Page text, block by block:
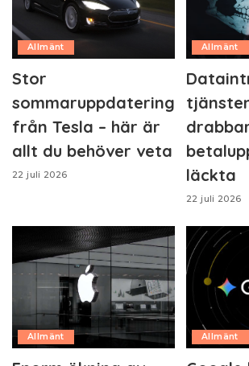
Allmänt
Stor
sommaruppdatering
från Tesla – här är
allt du behöver veta
22 juli 2026
Allmänt
läckta
22 juli 2026
Allmänt Allmänt